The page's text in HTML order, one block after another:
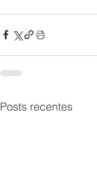
Posts recentes